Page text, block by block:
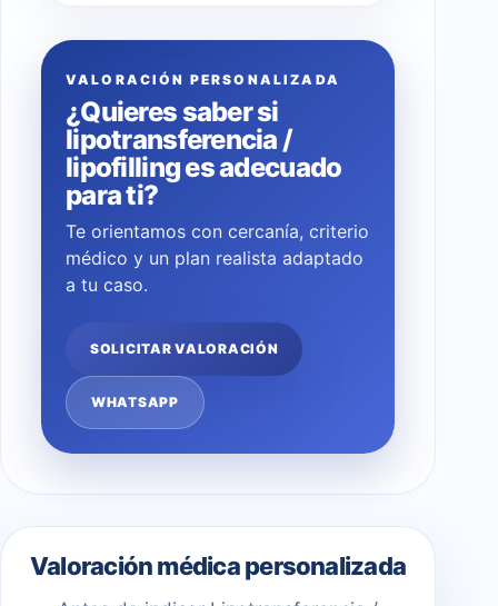
VALORACIÓN PERSONALIZADA
¿Quieres saber si
lipotransferencia /
lipofilling es adecuado
para ti?
Te orientamos con cercanía, criterio
médico y un plan realista adaptado
a tu caso.
SOLICITAR VALORACIÓN
WHATSAPP
Valoración médica personalizada